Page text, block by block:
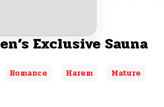
Exclusive Sauna
Romance Harem
Mature